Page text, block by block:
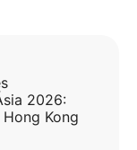
2026:
Kong